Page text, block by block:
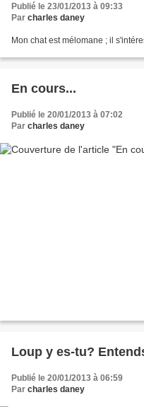
Publié le 23/01/2013 à 09:33
Par charles daney
Mon chat est mélomane ; il
En cours...
Publié le 20/01/2013 à 07:02
Par charles daney
Loup y es-tu?
Publié le 20/01/2013 à 06:59
Par charles daney